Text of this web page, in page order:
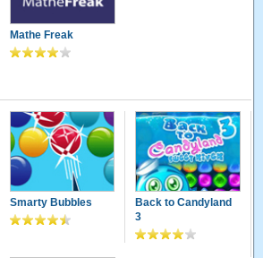
Mathe Freak
Smarty Bubbles
Back to Candyland
3